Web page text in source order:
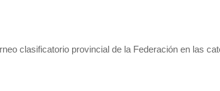
clasificatorio provincial de la Federación en las